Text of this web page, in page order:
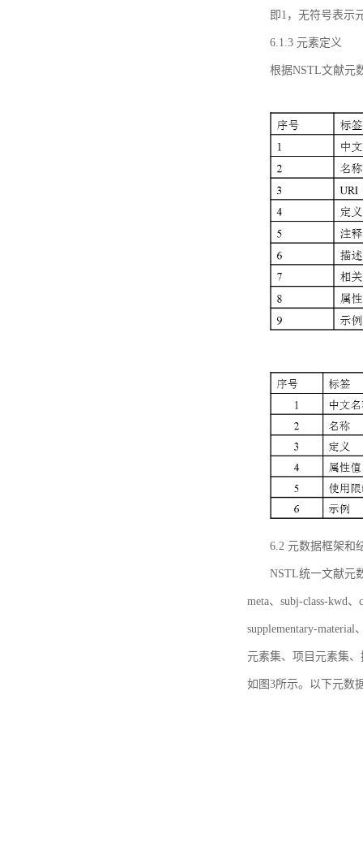
即1，无符号表示
6.1.3 元素定义
根据NSTL文献元
6.2 元数据框架和
NSTL统一文献元
meta、subj-class-kwd
supplementary-
元素集、项目元素集
如图3所示。以下元数